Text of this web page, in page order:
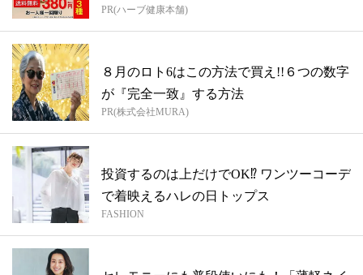
PR(ハーブ健康本舗)
８月のロト6はこの方法で買え!!６つの数字
が『完全一致』する方法
PR(株式会社MURA)
投資するのは上だけでOK⁉︎ ワンツーコーデ
で着映えるハレの日トップス
FASHION